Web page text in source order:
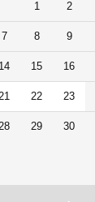
1 2
7 8 9
14 15 16
22 23
29 30